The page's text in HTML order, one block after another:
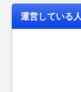
運営している